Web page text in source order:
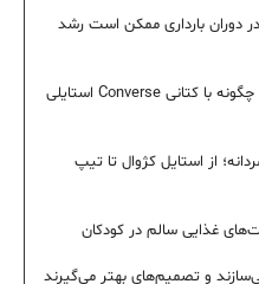
دوران بارداری ممکن است رشد
راهنمای ست کردن کفش کانورس؛ چگونه با کتانی Converse استایلی
از استایل کژوال تا تیپ
و تصمیم‌های بهتر می‌گیرند